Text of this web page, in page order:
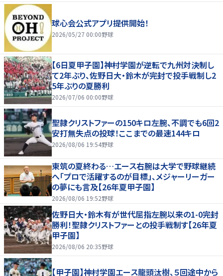
球心会公式アプリ提供開始！
2026/05/27 00:00野球
【6日夏甲子園】神村学園が逆転で九州対決制し
て2年ぶり、佐野日大・鈴木が完封で投手戦制し2
5年ぶりの夏勝利
2026/07/06 00:00野球
聖隷クリストファーの150キロ左腕、不調でも6回2
安打無失点の投球！ここまでの最速144キロ
2026/08/06 19:54野球
東筑の夏終わる…エース右腕は大学で野球継続
へ「プロで活躍するのが目標」、メジャーリーガー
の夢にも言及【26年夏甲子園】
2026/08/06 19:52野球
佐野日大・鈴木有が世代屈指左腕以来の1-0完封
勝利！聖隷クリストファーとの投手戦制す【26年夏
甲子園】
2026/08/06 20:35野球
【甲子園】神村学園エース龍頭汰樹、５回途中から